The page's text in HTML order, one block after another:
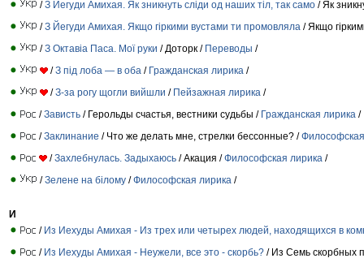
/З Йегуди Амихая. Як зникнуть сліди од наших тіл, так само / Як
/З Йегуди Амихая. Якщо гіркими вустами ти промовляла / Якщо
/З Октавіа Паса. Мої руки / Доторк / Переводы /
/З під лоба — в оба / Гражданская лирика /
/З-за рогу щогли вийшли / Пейзажная лирика /
/Зависть / Герольды счастья, вестники судьбы / Гражданская лирика /
/Заклинание / Что же делать мне, стрелки бессонные? /
/Захлебнулась. Задыхаюсь / Акация /Философская лирика /
/Зелене на білому /Философская лирика /
И
/ Из Иехуды Амихая - Из трех или четырех людей, находящихся в
/ Из Иехуды Амихая - Неужели, все это - скорбь? / Из Семь скорбных